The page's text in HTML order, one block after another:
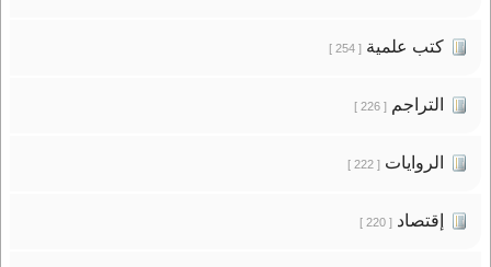
كتب علمية[ 254 ]
التراجم[ 226 ]
الروايات[ 222 ]
إقتصاد[ 220 ]